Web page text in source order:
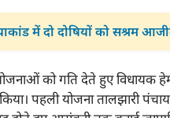
में दो दोषियों को सश्रम
योजनाओं को गति देते हुए विधायक
पहली योजना तालझारी